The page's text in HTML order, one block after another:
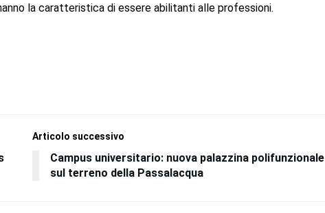
la caratteristica di essere abilitanti alle professioni.
Articolo successivo
Campus universitario: nuova palazzina polifunzionale
sul terreno della Passalacqua